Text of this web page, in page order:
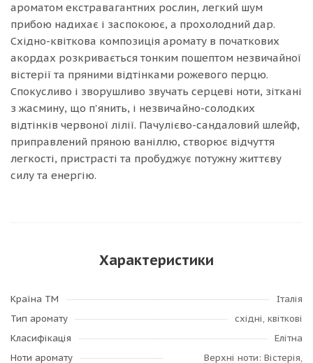
ароматом екстравагантних рослин, легкий шум
прибою надихає і заспокоює, а прохолодний дар.
Східно-квіткова композиція аромату в початкових
акордах розкривається тонким пошептом незвичайної
вістерії та пряними відтінками рожевого перцю.
Спокусливо і зворушливо звучать серцеві ноти, зіткані
з жасмину, що п'янить, і незвичайно-солодких
відтінків червоної лілії. Пачулієво-сандаловий шлейф,
приправлений пряною ваніллю, створює відчуття
легкості, пристрасті та пробуджує потужну життєву
силу та енергію.
Характеристики
Країна ТМ
Італія
Тип аромату
східні, квіткові
Класифікація
Елітна
Ноти аромату
Верхні ноти: Вістерія,